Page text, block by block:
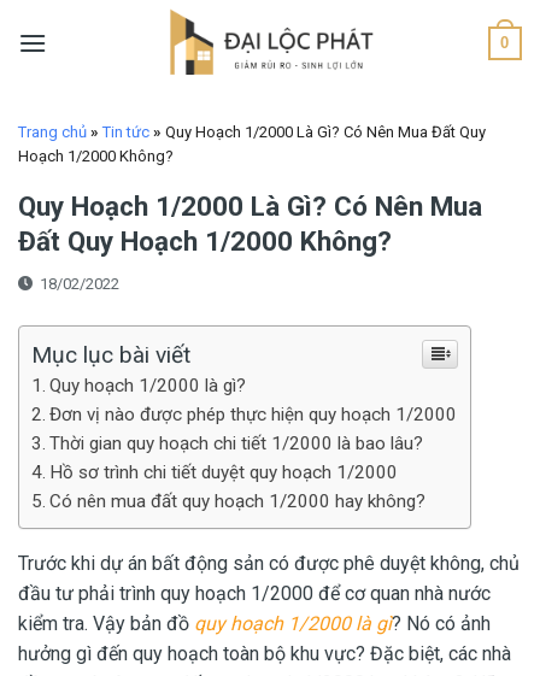
0
Trang chủ »Tin tức » Quy Hoạch 1/2000 Là Gì? Có Nên Mua Đất Quy
Hoạch 1/2000 Không?
Quy Hoạch 1/2000 Là Gì? Có Nên Mua
Đất Quy Hoạch 1/2000 Không?
18/02/2022
Mục lục bài viết
Quy hoạch 1/2000 là gì?
Đơn vị nào được phép thực hiện quy hoạch 1/2000
Thời gian quy hoạch chi tiết 1/2000 là bao lâu?
Hồ sơ trình chi tiết duyệt quy hoạch 1/2000
Có nên mua đất quy hoạch 1/2000 hay không?
Trước khi dự án bất động sản có được phê duyệt không, chủ
đầu tư phải trình quy hoạch 1/2000 để cơ quan nhà nước
kiểm tra. Vậy bản đồ quy hoạch 1/2000 là gì? Nó có ảnh
hưởng gì đến quy hoạch toàn bộ khu vực? Đặc biệt, các nhà